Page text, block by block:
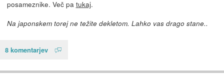
posameznike. Več pa tukaj.
Na japonskem torej ne težite dekletom. Lahko vas drago stane..
8 komentarjev